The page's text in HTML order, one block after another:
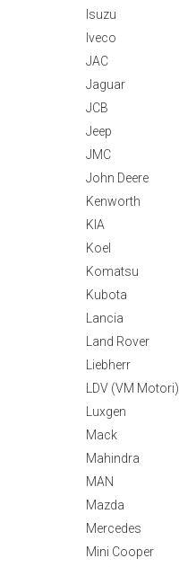
Isuzu
Iveco
JAC
Jaguar
JCB
Jeep
JMC
John Deere
Kenworth
KIA
Koel
Komatsu
Kubota
Lancia
Land Rover
Liebherr
LDV (VM Motori)
Luxgen
Mack
Mahindra
MAN
Mazda
Mercedes
Mini Cooper